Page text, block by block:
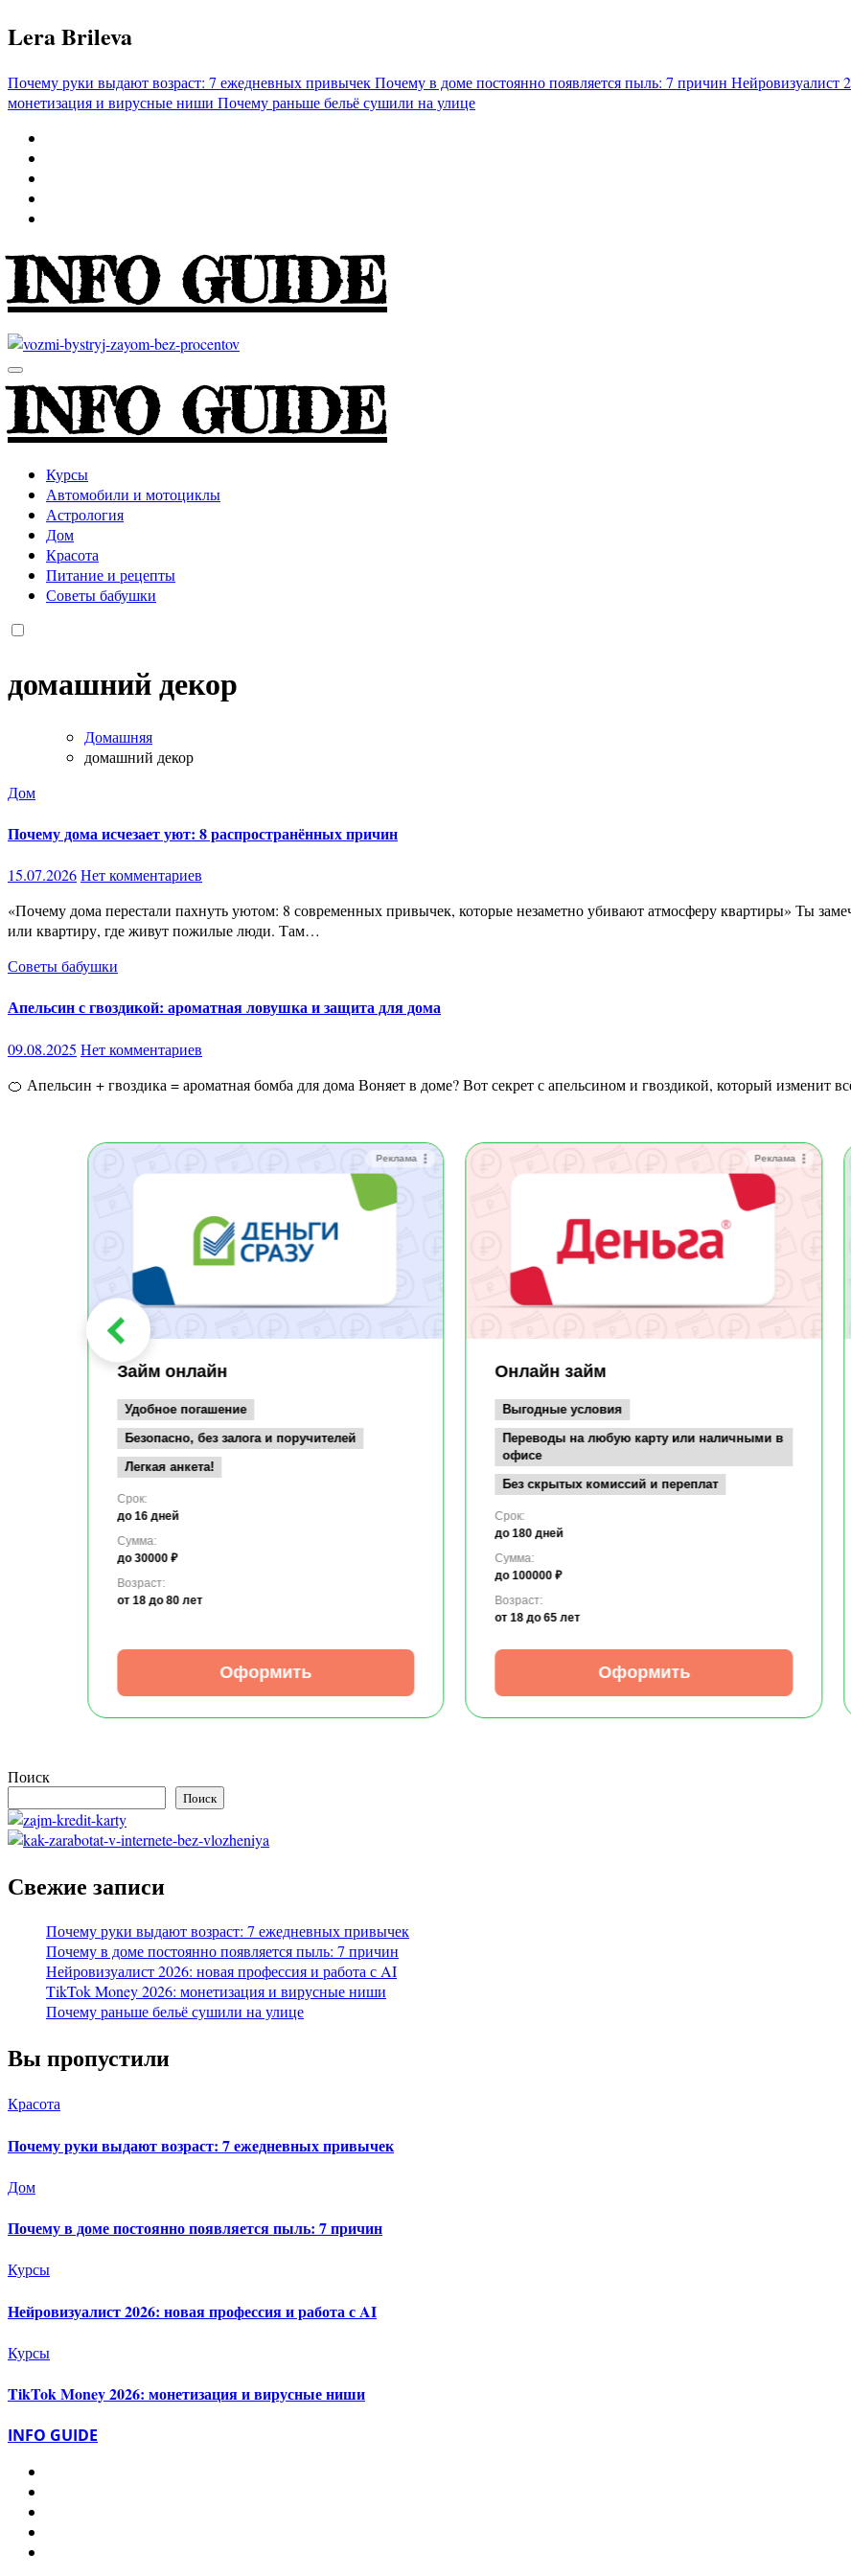
Перейти
к
Lera Brileva
Почему руки выдают возраст: 7 ежедневных привычекПочему в доме постоянно появляется пыль: 7 причин Нейровизуалист
монетизация и вирусные ниши Почему раньше бельё сушили на улице
INFO GUIDE
INFO GUIDE
Курсы
Автомобили и мотоциклы
Астрология
Дом
Красота
Питание и рецепты
Советы бабушки
домашний декор
Домашняя
домашний декор
Дом
Почему дома исчезает уют: 8 распространённых причин
15.07.2026Нет комментариев
«Почему дома перестали пахнуть уютом: 8 современных привычек, которые незаметно убивают атмосферу квартиры» Ты замечал странную вещь? Иногда заходишь в старый деревенский дом
или квартиру, где живут пожилые люди. Там…
Советы бабушки
Апельсин с гвоздикой: ароматная ловушка и защита для дома
09.08.2025 Нет комментариев
🍊 Апельсин + гвоздика = ароматная бомба для дома Воняет в доме? Вот секрет с апельсином и гвоздикой, который
Реклама
Займ онлайн
Удобное погашение
Безопасно, без залога и поручителей
Легкая анкета!
Срок:
до 16 дней
Сумма:
до 30000 ₽
Возраст:
от 18 до 80 лет
Оформить
Реклама
Онлайн займ
Выгодные условия
Переводы на любую карту или наличными в
офисе
Без скрытых комиссий и переплат
Срок:
до 180 дней
Сумма:
до 100000 ₽
Возраст:
от 18 до 65 лет
Оформить
Поиск
Поиск
Свежие записи
Почему руки выдают возраст: 7 ежедневных привычек
Почему в доме постоянно появляется пыль: 7 причин
Нейровизуалист 2026: новая профессия и работа с AI
TikTok Money 2026: монетизация и вирусные ниши
Почему раньше бельё сушили на улице
Вы пропустили
Красота
Почему руки выдают возраст: 7 ежедневных привычек
Дом
Почему в доме постоянно появляется пыль: 7 причин
Курсы
Нейровизуалист 2026: новая профессия и работа с AI
Курсы
TikTok Money 2026: монетизация и вирусные ниши
INFO GUIDE